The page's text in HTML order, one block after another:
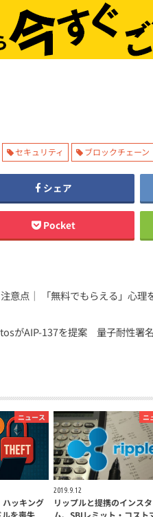
セキュリティ ブロックチェーン
シェア
Pocket
意点｜ 「無料でもらえる」心理
がAIP-137を提案 量子耐性署
ニュース
ハッキング
を喪失
ニ
2019.9.12
リップルと提携のインス
ム、SBIレミット・コスト